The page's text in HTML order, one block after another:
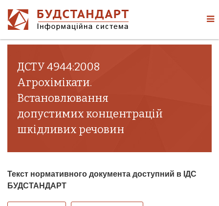
ДСТУ 4944:2008
Агрохімікати.
Встановлювання
допустимих концентрацій
шкідливих речовин
Текст нормативного документа доступний в ІДС
БУДСТАНДАРТ